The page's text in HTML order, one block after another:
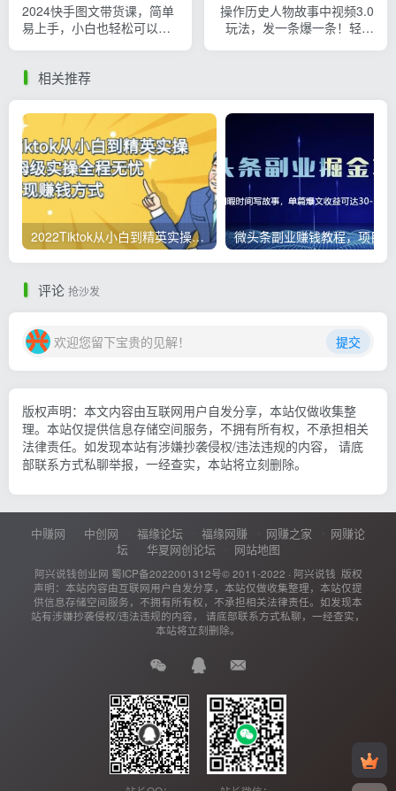
2024快手图文带货课，简单
易上手，小白也轻松可以日
操作历史人物故事中视频3.0
玩法，发一条爆一条！轻松
相关推荐
2022Tiktok从小白到精英实操，0-1保姆级实操全程无忧，多种变现赚钱方式
评论 抢沙发
欢迎您留下宝贵的见解！ 提交
版权声明：本文内容由互联网用户自发分享，本站仅做收集整
理。本站仅提供信息存储空间服务，不拥有所有权，不承担相关
法律责任。如发现本站有涉嫌抄袭侵权/违法违规的内容， 请底
部联系方式私聊举报，一经查实，本站将立刻删除。
中赚网 中创网 福缘论坛 福缘网赚 网赚之家
网赚论
坛
华夏网创论坛 网站地图
阿兴说钱创业网 蜀ICP备2022001312号© 2011-2022 · 阿兴说钱 版权
声明：本站内容由互联网用户自发分享，本站仅做收集整理，本站仅提
供信息存储空间服务，不拥有所有权，不承担相关法律责任。如发现本
站有涉嫌抄袭侵权/违法违规的内容， 请底部联系方式私聊，一经查实，
本站将立刻删除。